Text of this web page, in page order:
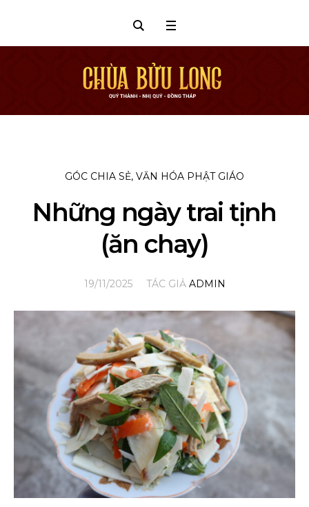
GÓC CHIA SẺ, VĂN HÓA PHẬT GIÁO
Những ngày trai tịnh
(ăn chay)
19/11/2025 TÁC GIẢ ADMIN